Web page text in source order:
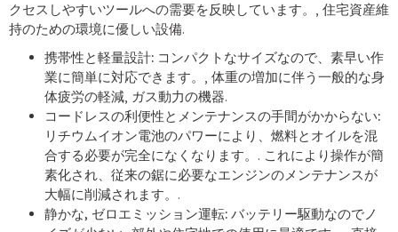
クセスしやすいツールへの需要を反映しています。, 住宅資産維
持のための環境に優しい設備.
携帯性と軽量設計: コンパクトなサイズなので、素早い作
業に簡単に対応できます。, 体重の増加に伴う一般的な身
体疲労の軽減, ガス動力の機器.
コードレスの利便性とメンテナンスの手間がかからない:
リチウムイオン電池のパワーにより、燃料とオイルを混
合する必要が完全になくなります。. これにより操作が簡
素化され、従来の鋸に必要なエンジンのメンテナンスが
大幅に削減されます。.
静かな, ゼロエミッション運転: バッテリー駆動なのでノ